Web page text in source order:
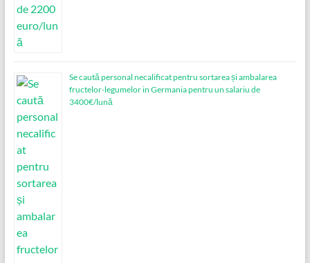
Se caută personal necalificat pentru sortarea și ambalarea
fructelor-legumelor in Germania pentru un salariu de
3400€/lună